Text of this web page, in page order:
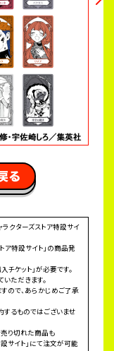
る
ラクターズストア特設サイ
ア特設サイト」の商品発
ケット」が必要です。
ただきます。
ので、あらかじめご了承
するものではございませ
り切れた商品も
設サイト」にて注文が可能